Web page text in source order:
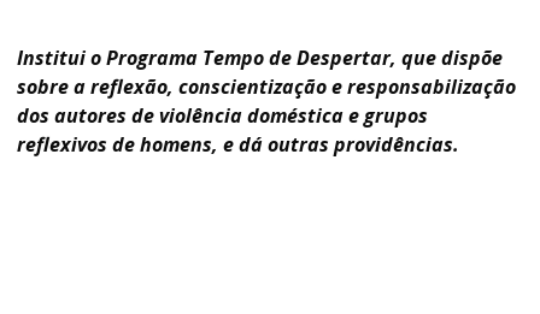
Institui o Programa Tempo de Despertar, que dispõe
sobre a reflexão, conscientização e responsabilização
dos autores de violência doméstica e grupos
reflexivos de homens, e dá outras providências.